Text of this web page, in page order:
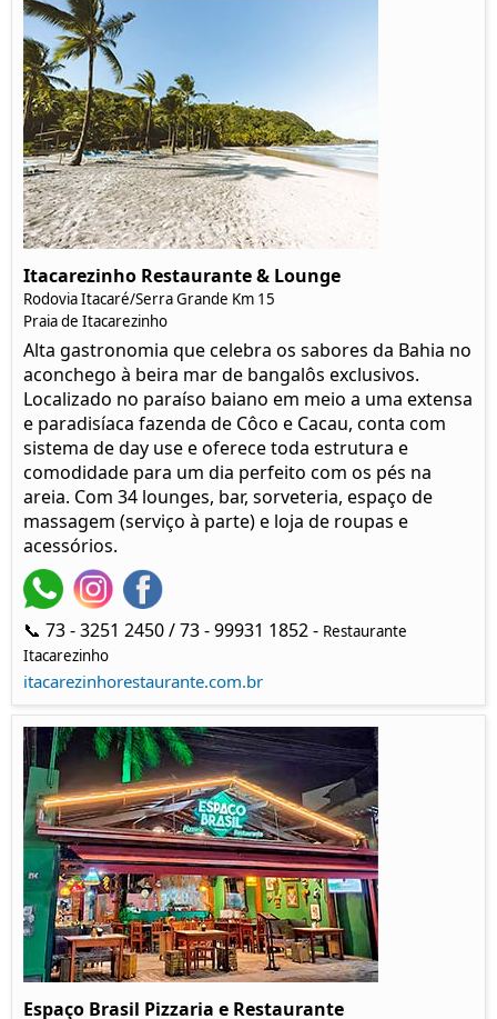
Itacarezinho Restaurante & Lounge
Rodovia Itacaré/Serra Grande Km 15
Praia de Itacarezinho
Alta gastronomia que celebra os sabores da Bahia no
aconchego à beira mar de bangalôs exclusivos.
Localizado no paraíso baiano em meio a uma extensa
e paradisíaca fazenda de Côco e Cacau, conta com
sistema de day use e oferece toda estrutura e
comodidade para um dia perfeito com os pés na
areia. Com 34 lounges, bar, sorveteria, espaço de
massagem (serviço à parte) e loja de roupas e
acessórios.
📞 73 - 3251 2450 / 73 - 99931 1852 - Restaurante
Itacarezinho
itacarezinhorestaurante.com.br
Espaço Brasil Pizzaria e Restaurante